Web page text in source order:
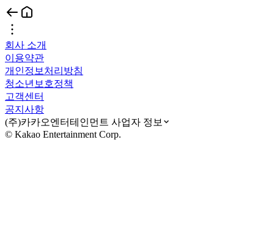
회사 소개
이용약관
개인정보처리방침
청소년보호정책
고객센터
공지사항
(주)카카오엔터테인먼트 사업자 정보
© Kakao Entertainment Corp.